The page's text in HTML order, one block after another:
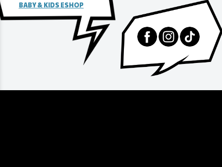
BABY & KIDS ESHOP